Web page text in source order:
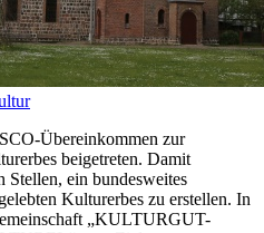
Übereinkommen zur
beigetreten. Damit
Stellen, ein bundesweites
Kulturerbes zu erstellen. In
„KULTURGUT-